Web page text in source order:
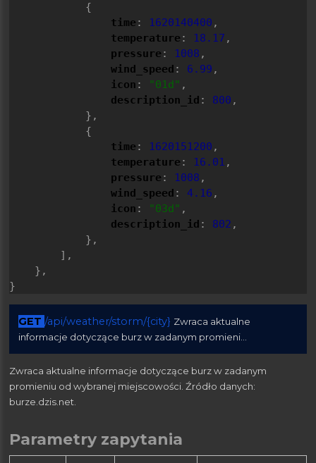
            {
time : 1620140400 ,
temperature : 18.17 ,
pressure : 1008 ,
wind_speed : 6.99 ,
icon : "01d" ,
description_id : 800 ,
            },
            {
time : 1620151200 ,
temperature : 16.01 ,
pressure : 1008 ,
wind_speed : 4.16 ,
icon : "03d" ,
description_id : 802 ,
            },
        ],
    },
}
GET /api/weather/storm/{city} Zwraca aktualne
informacje dotyczące burz w zadanym promieni...
Zwraca aktualne informacje dotyczące burz w zadanym
promieniu od wybranej miejscowości. Źródło danych:
burze.dzis.net.
Parametry zapytania